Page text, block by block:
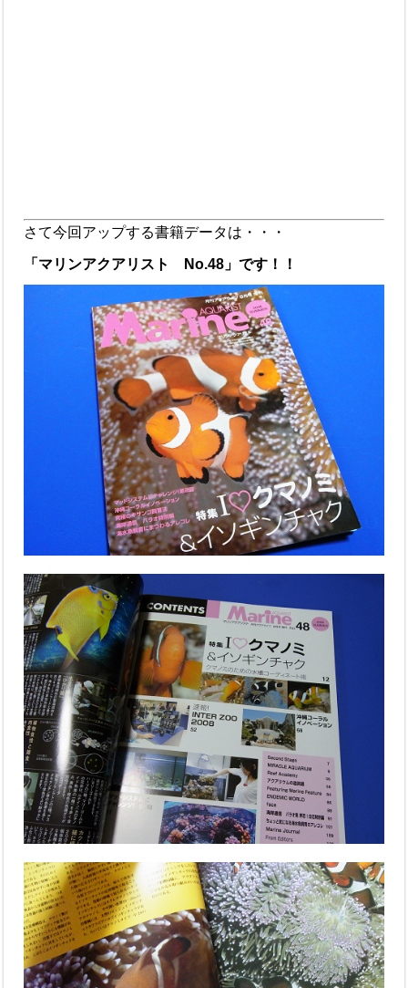
さて今回アップする書籍データは・・・
「マリンアクアリスト No.48」です！！